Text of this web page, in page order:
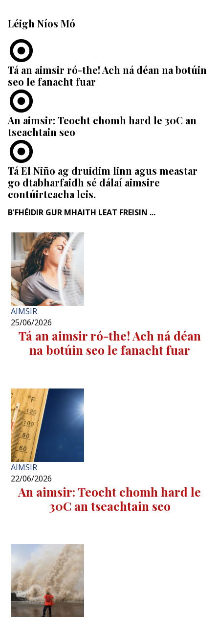
Léigh Níos Mó
Tá an aimsir ró-the! Ach ná déan na botúin
seo le fanacht fuar
An aimsir: Teocht chomh hard le 30C an
tseachtain seo
Tá El Niño ag druidim linn agus meastar
go dtabharfaidh sé dálaí aimsire
contúirteacha leis.
B'FHÉIDIR GUR MHAITH LEAT FREISIN ...
AIMSIR
25/06/2026
Tá an aimsir ró-the! Ach ná déan
na botúin seo le fanacht fuar
AIMSIR
22/06/2026
An aimsir: Teocht chomh hard le
30C an tseachtain seo